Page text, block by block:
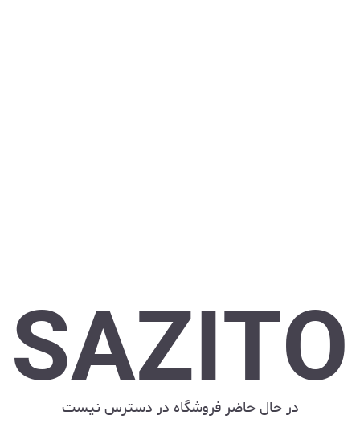
SAZITO
در حال حاضر فروشگاه در دسترس نیست